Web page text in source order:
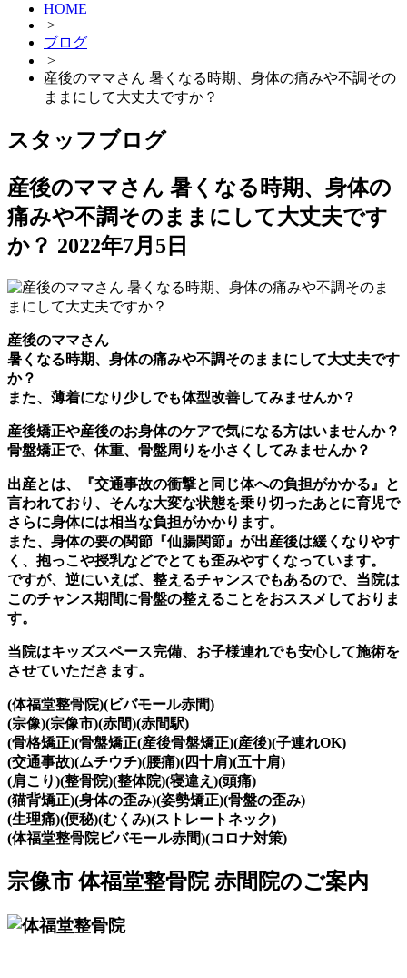
HOME
>
ブログ
>
産後のママさん 暑くなる時期、身体の痛みや不調その
ままにして大丈夫ですか？
スタッフブログ
産後のママさん 暑くなる時期、身体の
痛みや不調そのままにして大丈夫です
か？ 2022年7月5日
産後のママさん
暑くなる時期、身体の痛みや不調そのままにして大丈夫です
か？
また、薄着になり少しでも体型改善してみませんか？
産後矯正や産後のお身体のケアで気になる方はいませんか？
骨盤矯正で、体重、骨盤周りを小さくしてみませんか？
出産とは、『交通事故の衝撃と同じ体への負担がかかる』と
言われており、そんな大変な状態を乗り切ったあとに育児で
さらに身体には相当な負担がかかります。
また、身体の要の関節『仙腸関節』が出産後は緩くなりやす
く、抱っこや授乳などでとても歪みやすくなっています。
ですが、逆にいえば、整えるチャンスでもあるので、当院は
このチャンス期間に骨盤の整えることをおススメしておりま
す。
当院はキッズスペース完備、お子様連れでも安心して施術を
させていただきます。
(体福堂整骨院)(ビバモール赤間)
(宗像)(宗像市)(赤間)(赤間駅)
(骨格矯正)(骨盤矯正(産後骨盤矯正)(産後)(子連れOK)
(交通事故)(ムチウチ)(腰痛)(四十肩)(五十肩)
(肩こり)(整骨院)(整体院)(寝違え)(頭痛)
(猫背矯正)(身体の歪み)(姿勢矯正)(骨盤の歪み)
(生理痛)(便秘)(むくみ)(ストレートネック)
(体福堂整骨院ビバモール赤間)(コロナ対策)
宗像市 体福堂整骨院 赤間院のご案内